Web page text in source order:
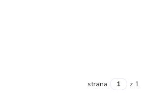
strana z 1